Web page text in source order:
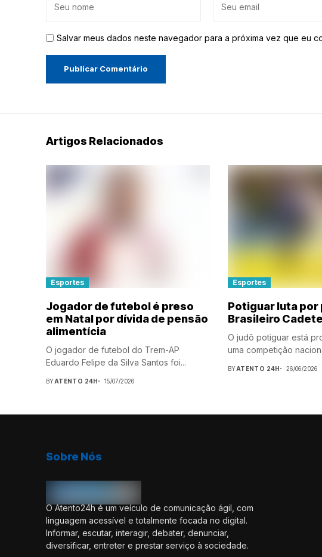
Salvar meus dados neste navegador para a próxima vez que eu
Artigos Relacionados
Esportes
Jogador de futebol é preso
em Natal por dívida de pensão
alimentícia
O jogador de futebol do Trem-AP
Eduardo Felipe da Silva Santos foi...
BYATENTO 24H 15/07/2026
Esportes
Potiguar luta por
Brasileiro Cadete
O judô potiguar está
uma competição
BYATENTO 24H 26/06/2026
Sobre Nós
O Atento24h é um veículo de comunicação ágil, com
linguagem acessível e totalmente focada no digital.
Informar, escutar, interagir, debater, denunciar,
diversificar, entreter e prestar serviço à sociedade.